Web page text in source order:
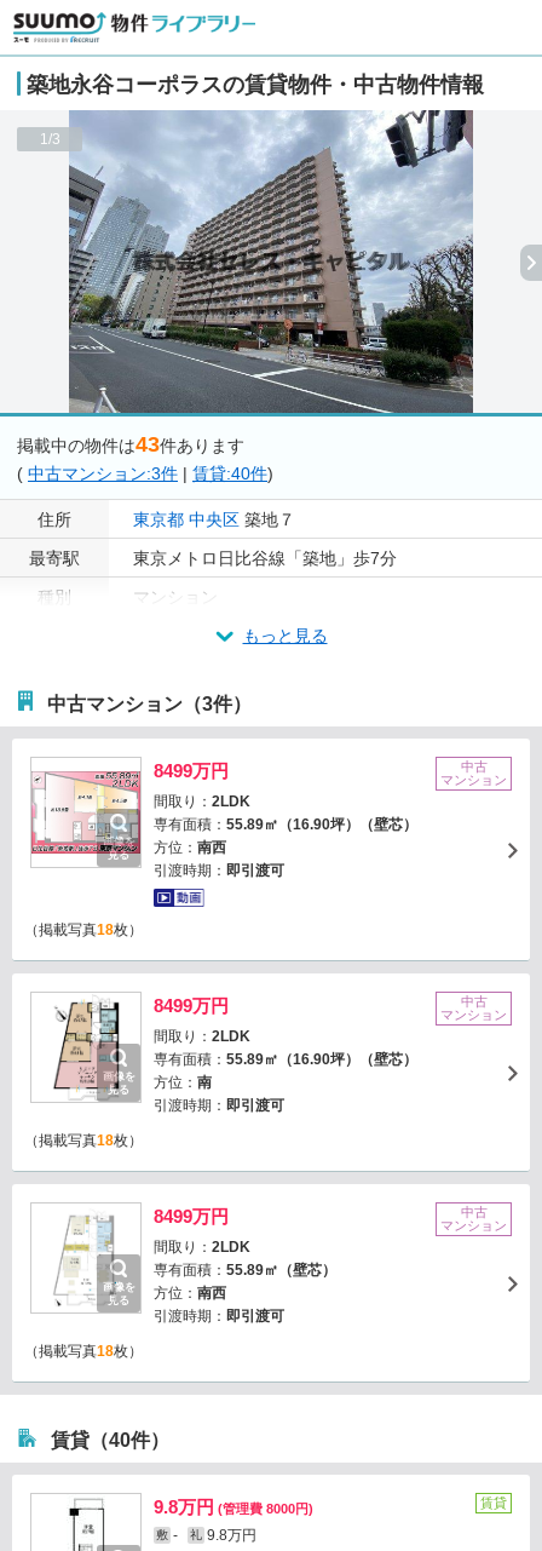
築地永谷コーポラスの賃貸物件・中古物件情報
1/3
掲載中の物件は43件あります
( 中古マンション:3件 | 賃貸:40件)
住所 東京都 中央区 築地７
最寄駅
東京メトロ日比谷線「築地」歩7分
種別
マンション
もっと見る
中古マンション（3件）
画像を
見る
8499万円
間取り： 2LDK
専有面積： 55.89㎡（16.90坪）（壁芯）
方位： 南西
引渡時期： 即引渡可
中古
マンション
（掲載写真18枚）
画像を
見る
8499万円
間取り： 2LDK
専有面積： 55.89㎡（16.90坪）（壁芯）
方位： 南
引渡時期： 即引渡可
中古
マンション
（掲載写真18枚）
画像を
見る
8499万円
間取り： 2LDK
専有面積： 55.89㎡（壁芯）
方位： 南西
引渡時期： 即引渡可
中古
マンション
（掲載写真18枚）
賃貸（40件）
9.8万円 (管理費 8000円)
敷 - 礼 9.8万円
賃貸